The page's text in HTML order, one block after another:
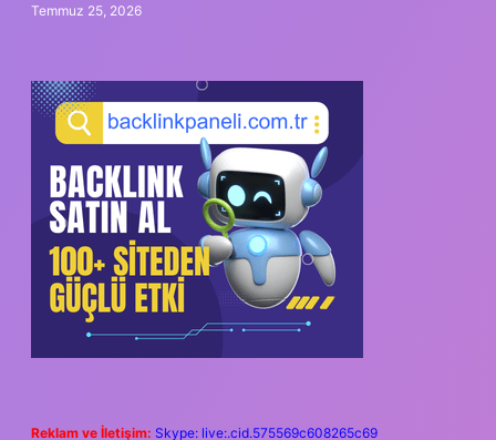
Temmuz 25, 2026
Reklam ve İletişim: Skype: live:.cid.575569c608265c69